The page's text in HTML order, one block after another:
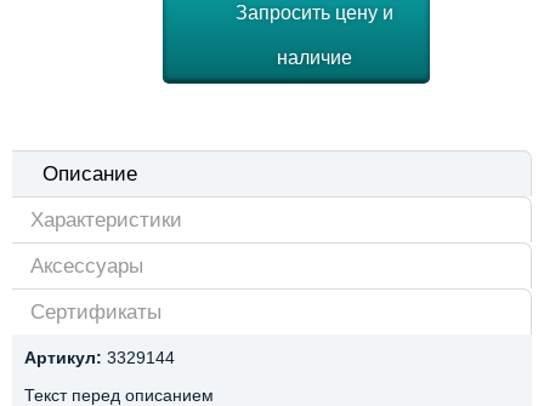
Запросить цену и
наличие
Описание
Характеристики
Аксессуары
Сертификаты
Артикул: 3329144
Текст перед описанием